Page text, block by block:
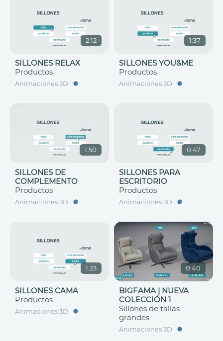
2:12
SILLONES RELAX
Productos
Animaciones 3D
1:37
SILLONES YOU&ME
Productos
Animaciones 3D
1:50
SILLONES DE
COMPLEMENTO
Productos
Animaciones 3D
0:47
SILLONES PARA
ESCRITORIO
Productos
Animaciones 3D
1:23
SILLONES CAMA
Productos
Animaciones 3D
0:40
BIGFAMA | NUEVA
COLECCIÓN 1
Sillones de tallas
grandes
Animaciones 3D